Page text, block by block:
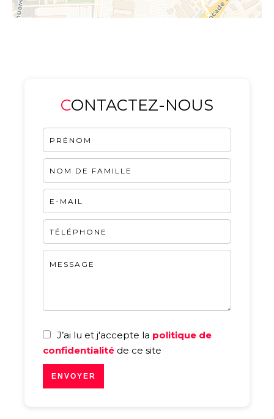
CONTACTEZ-NOUS
J’ai lu et j'accepte la politique de
confidentialité de ce site
ENVOYER